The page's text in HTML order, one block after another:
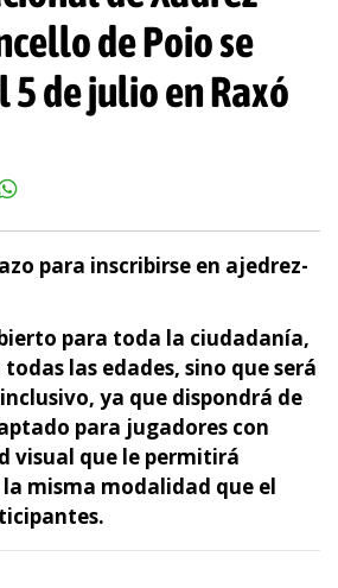
de Poio se
5 de julio en Raxó
para inscribirse en ajedrez-
para toda la ciudadanía,
las edades, sino que será
ya que dispondrá de
para jugadores con
visual que le permitirá
misma modalidad que el